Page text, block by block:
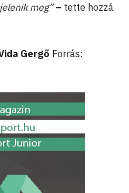
meg”– tette hozzá
Gergő Forrás: